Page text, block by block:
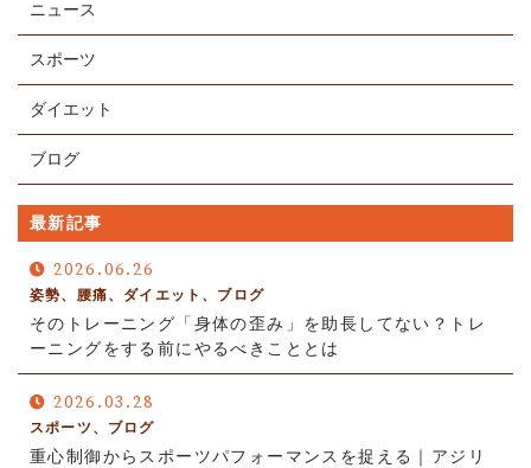
ニュース
スポーツ
ダイエット
ブログ
最新記事
2026.06.26
姿勢、腰痛、ダイエット、ブログ
そのトレーニング「身体の歪み」を助長してない？トレ
ーニングをする前にやるべきこととは
2026.03.28
スポーツ、ブログ
重心制御からスポーツパフォーマンスを捉える｜アジリ